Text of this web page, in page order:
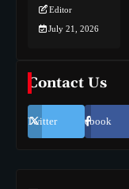
Editor
July 21, 2026
Contact Us
Twitter Facebook